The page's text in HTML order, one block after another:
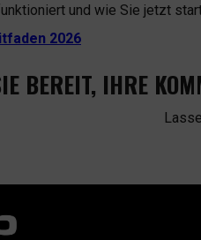
und wie Sie jetzt
2026
BEREIT, IHRE